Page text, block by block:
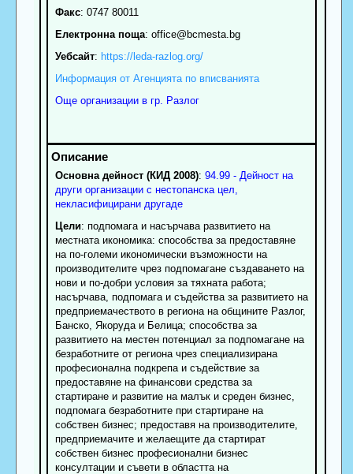
Факс: 0747 80011
Електронна поща: office@bcmesta.bg
Уебсайт: https://leda-razlog.org/
Информация от Агенцията по вписванията
Още организации в гр. Разлог
Основна дейност (КИД 2008): 94.99 - Дейност на
други организации с нестопанска цел,
некласифицирани другаде
Цели: подпомага и насърчава развитието на
местната икономика: способства за предоставяне
на по-големи икономически възможности на
производителите чрез подпомагане създаването на
нови и по-добри условия за тяхната работа;
насърчава, подпомага и съдейства за развитието на
предприемачеството в региона на общините Разлог,
Банско, Якоруда и Белица; способства за
развитието на местен потенциал за подпомагане на
безработните от региона чрез специализирана
професионална подкрепа и съдействие за
предоставяне на финансови средства за
стартиране и развитие на малък и среден бизнес,
подпомага безработните при стартиране на
собствен бизнес; предоставя на производителите,
предприемачите и желаещите да стартират
собствен бизнес професионални бизнес
консултации и съвети в областта на